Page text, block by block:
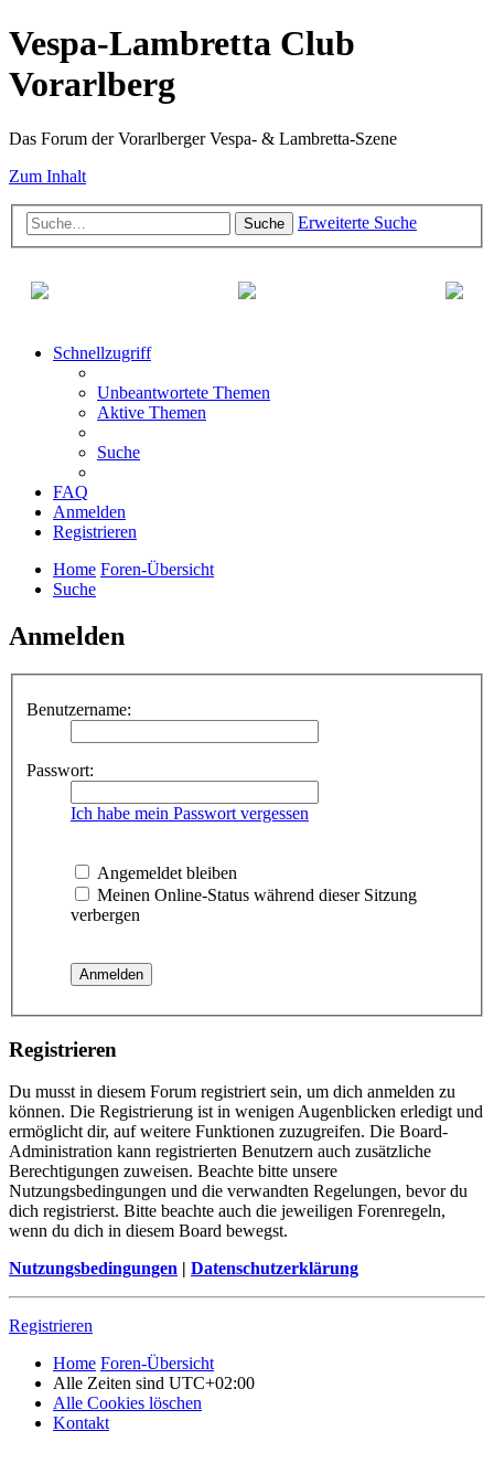
Vespa-Lambretta Club
Vorarlberg
Das Forum der Vorarlberger Vespa- & Lambretta-Szene
Zum Inhalt
Suche Erweiterte Suche
Schnellzugriff
Unbeantwortete Themen
Aktive Themen
Suche
FAQ
Anmelden
Registrieren
Home Foren-Übersicht
Suche
Anmelden
Benutzername:
Passwort:
Ich habe mein Passwort vergessen
Angemeldet bleiben
Meinen Online-Status während dieser Sitzung
verbergen
Registrieren
Du musst in diesem Forum registriert sein, um dich anmelden zu
können. Die Registrierung ist in wenigen Augenblicken erledigt und
ermöglicht dir, auf weitere Funktionen zuzugreifen. Die Board-
Administration kann registrierten Benutzern auch zusätzliche
Berechtigungen zuweisen. Beachte bitte unsere
Nutzungsbedingungen und die verwandten Regelungen, bevor du
dich registrierst. Bitte beachte auch die jeweiligen Forenregeln,
wenn du dich in diesem Board bewegst.
Nutzungsbedingungen | Datenschutzerklärung
Registrieren
Home Foren-Übersicht
Alle Zeiten sind UTC+02:00
Alle Cookies löschen
Kontakt